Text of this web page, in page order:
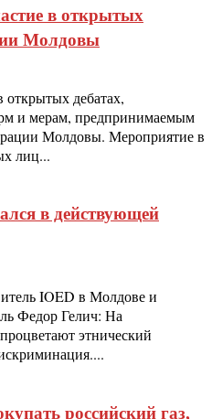
в открытых
Молдовы
дебатах,
и мерам, предпринимаемым
Молдовы. Мероприятие в
лиц...
в действующей
IOED в Молдове и
Федор Гелич: На
этнический
российский газ,